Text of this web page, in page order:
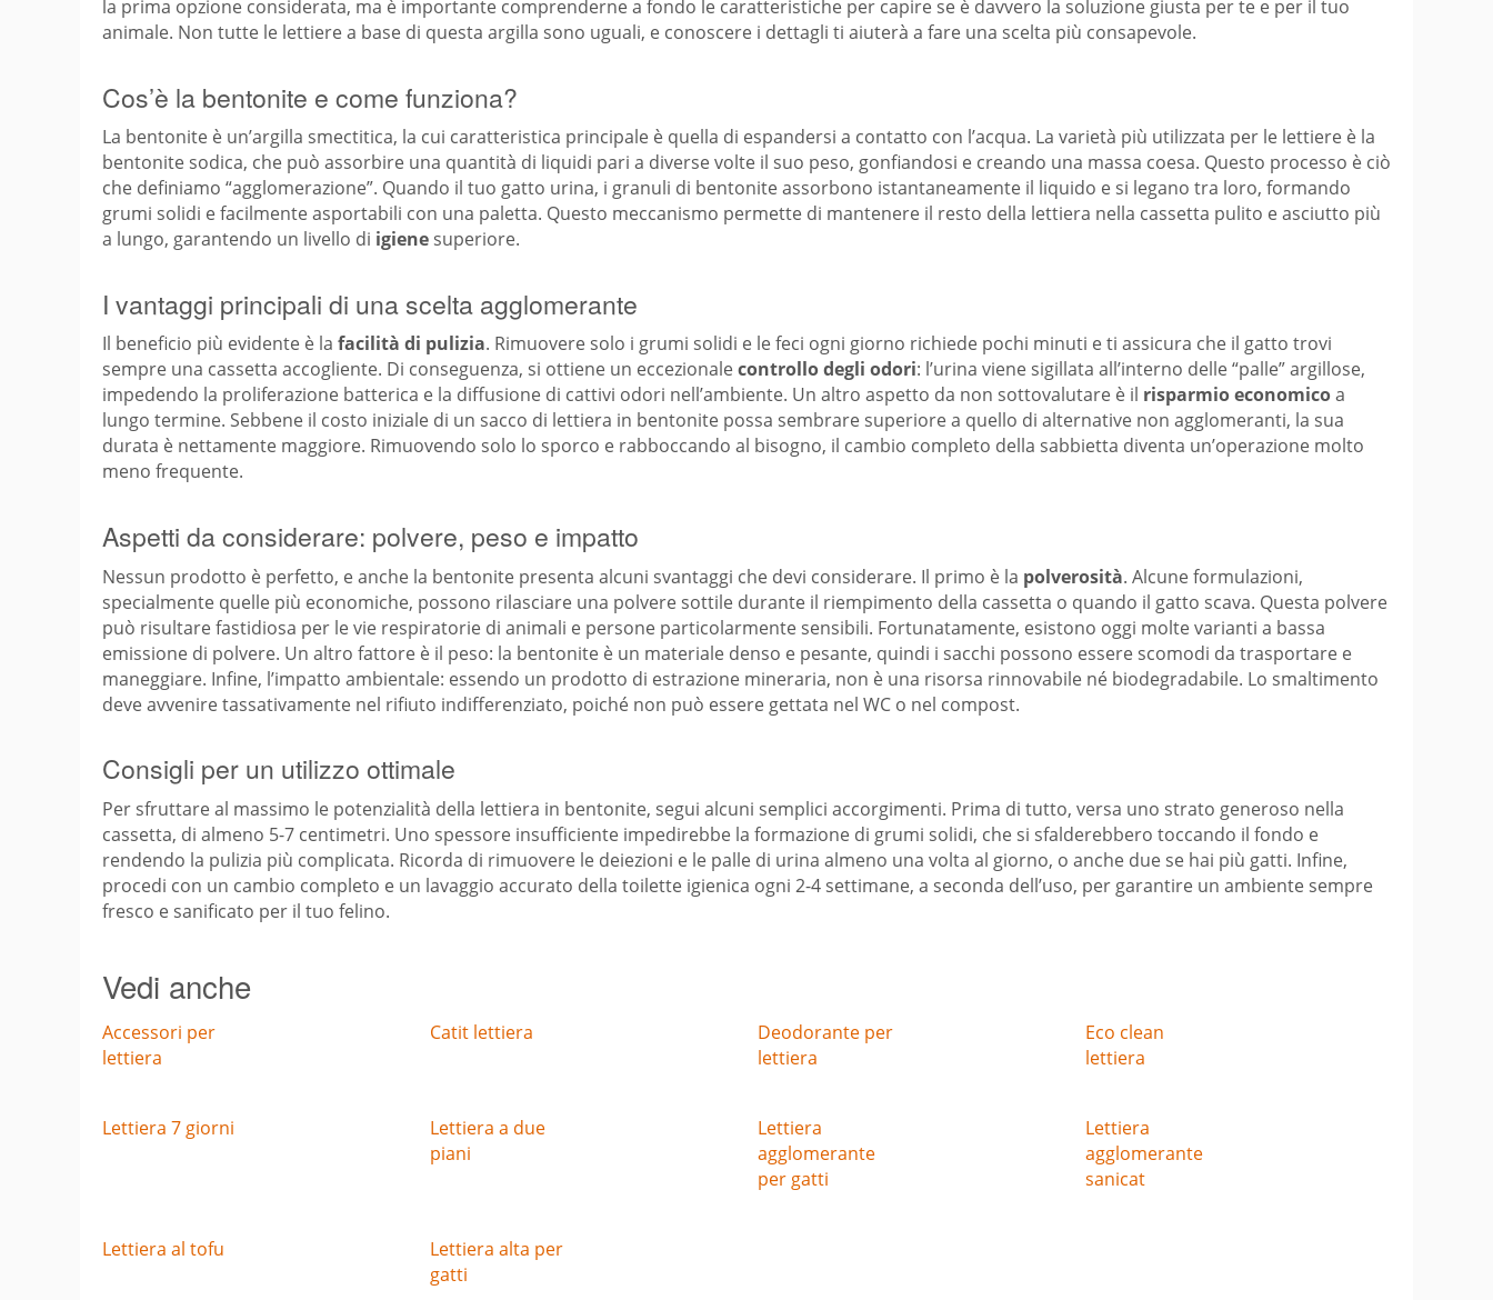
la prima opzione considerata, ma è importante comprenderne a fondo le caratteristiche per capire se è davvero la soluzione giusta per te e per il tuo
animale. Non tutte le lettiere a base di questa argilla sono uguali, e conoscere i dettagli ti aiuterà a fare una scelta più consapevole.
Cos’è la bentonite e come funziona?
La bentonite è un’argilla smectitica, la cui caratteristica principale è quella di espandersi a contatto con l’acqua. La varietà più utilizzata per le lettiere è la
bentonite sodica, che può assorbire una quantità di liquidi pari a diverse volte il suo peso, gonfiandosi e creando una massa coesa. Questo processo è ciò
che definiamo “agglomerazione”. Quando il tuo gatto urina, i granuli di bentonite assorbono istantaneamente il liquido e si legano tra loro, formando
grumi solidi e facilmente asportabili con una paletta. Questo meccanismo permette di mantenere il resto della lettiera nella cassetta pulito e asciutto più
a lungo, garantendo un livello di igiene superiore.
I vantaggi principali di una scelta agglomerante
Il beneficio più evidente è la facilità di pulizia. Rimuovere solo i grumi solidi e le feci ogni giorno richiede pochi minuti e ti assicura che il gatto trovi
sempre una cassetta accogliente. Di conseguenza, si ottiene un eccezionalecontrollo degli odori: l’urina viene sigillata all’interno delle “palle” argillose,
impedendo la proliferazione batterica e la diffusione di cattivi odori nell’ambiente. Un altro aspetto da non sottovalutare è il risparmio economicoa
lungo termine. Sebbene il costo iniziale di un sacco di lettiera in bentonite possa sembrare superiore a quello di alternative non agglomeranti, la sua
durata è nettamente maggiore. Rimuovendo solo lo sporco e rabboccando al bisogno, il cambio completo della sabbietta diventa un’operazione molto
meno frequente.
Aspetti da considerare: polvere, peso e impatto
Nessun prodotto è perfetto, e anche la bentonite presenta alcuni svantaggi che devi considerare. Il primo è la polverosità. Alcune formulazioni,
specialmente quelle più economiche, possono rilasciare una polvere sottile durante il riempimento della cassetta o quando il gatto scava. Questa polvere
può risultare fastidiosa per le vie respiratorie di animali e persone particolarmente sensibili. Fortunatamente, esistono oggi molte varianti a bassa
emissione di polvere. Un altro fattore è il peso: la bentonite è un materiale denso e pesante, quindi i sacchi possono essere scomodi da trasportare e
maneggiare. Infine, l’impatto ambientale: essendo un prodotto di estrazione mineraria, non è una risorsa rinnovabile né biodegradabile. Lo smaltimento
deve avvenire tassativamente nel rifiuto indifferenziato, poiché non può essere gettata nel WC o nel compost.
Consigli per un utilizzo ottimale
Per sfruttare al massimo le potenzialità della lettiera in bentonite, segui alcuni semplici accorgimenti. Prima di tutto, versa uno strato generoso nella
cassetta, di almeno 5-7 centimetri. Uno spessore insufficiente impedirebbe la formazione di grumi solidi, che si sfalderebbero toccando il fondo e
rendendo la pulizia più complicata. Ricorda di rimuovere le deiezioni e le palle di urina almeno una volta al giorno, o anche due se hai più gatti. Infine,
procedi con un cambio completo e un lavaggio accurato della toilette igienica ogni 2-4 settimane, a seconda dell’uso, per garantire un ambiente sempre
fresco e sanificato per il tuo felino.
Vedi anche
Accessori per
lettiera
Catit lettiera
Deodorante per
lettiera
Eco clean
lettiera
Lettiera 7 giorni
Lettiera a due
piani
Lettiera
agglomerante
per gatti
Lettiera
agglomerante
sanicat
Lettiera al tofu
Lettiera alta per
gatti